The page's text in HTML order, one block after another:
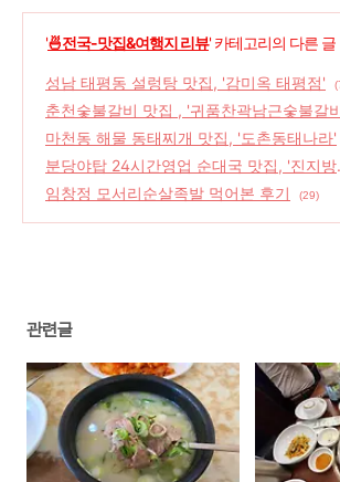
'🍜전국-맛집&여행지 리뷰' 카테고리의 다른 글
성남 태평동 설렁탕 맛집, '감미옥 태평점'
춘천숯불갈비 맛집 , '귀품찬곽남근숯불갈
춘천점'
(26)
마천동 해물 동태찌개 맛집, '도촌동태나라'
0)
분당야탑 24시간영업 순대국 맛집, '진지방
대국 야탑점'
(22)
임창정 모서리순살족발 먹어본 후기 (29)
관련글